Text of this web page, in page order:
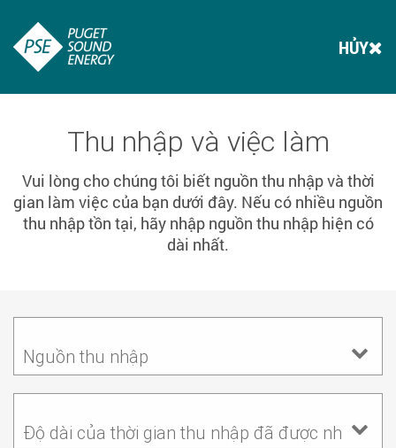
HỦY
Thu nhập và việc làm
Vui lòng cho chúng tôi biết nguồn thu nhập và thời
gian làm việc của bạn dưới đây. Nếu có nhiều nguồn
thu nhập tồn tại, hãy nhập nguồn thu nhập hiện có
dài nhất.
Nguồn thu nhập
Độ dài của thời gian thu nhập đã được nhận